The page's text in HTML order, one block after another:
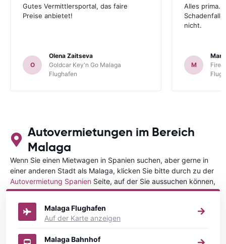
Gutes Vermittlersportal, das faire
Preise anbietet!
O
Olena Zaitseva
Goldcar Key'n Go Malaga
Flughafen
Alles prima.
Schadenfall
nicht.
M
Autovermietungen im Bereich
Malaga
Wenn Sie einen Mietwagen in Spanien suchen, aber gerne in
einer anderen Stadt als Malaga, klicken Sie bitte durch zu der
Autovermietung Spanien Seite, auf der Sie aussuchen können,
in welcher Stadt in Spanien Sie Ihr Fahrzeug mieten wollen.
Malaga Flughafen
Auf der Karte anzeigen
Malaga Bahnhof